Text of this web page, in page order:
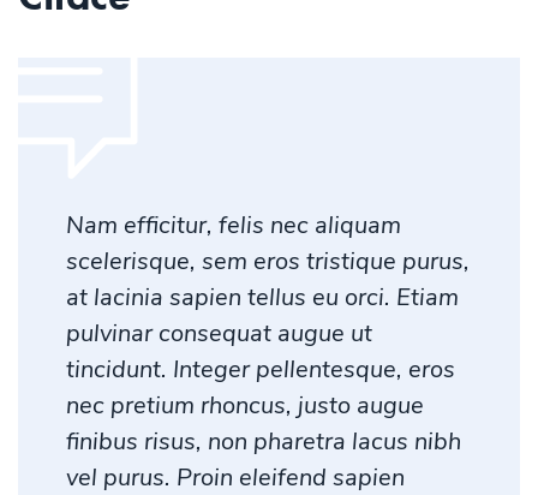
Nam efficitur, felis nec aliquam
scelerisque, sem eros tristique purus,
at lacinia sapien tellus eu orci. Etiam
pulvinar consequat augue ut
tincidunt. Integer pellentesque, eros
nec pretium rhoncus, justo augue
finibus risus, non pharetra lacus nibh
vel purus. Proin eleifend sapien